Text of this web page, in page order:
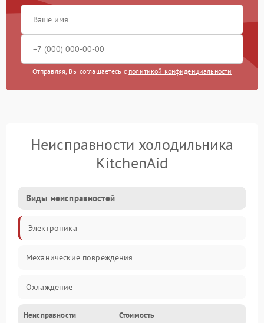
Отправляя, Вы соглашаетесь с политикой конфиденциальности
Неисправности холодильника
KitchenAid
Виды неисправностей
Электроника
Механические повреждения
Охлаждение
Механика
Неисправности Стоимость